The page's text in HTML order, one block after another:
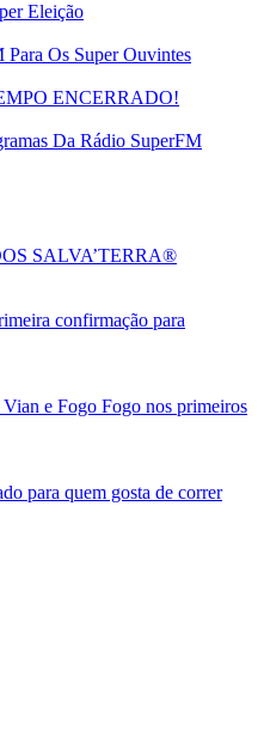
Eleição
Os Super Ouvintes
ENCERRADO!
Da Rádio SuperFM
SALVA’TERRA®
confirmação para
e Fogo Fogo nos primeiros
para quem gosta de correr